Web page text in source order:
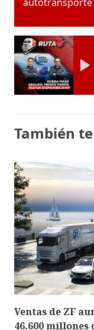
También
Ventas de ZF
46,600 millones